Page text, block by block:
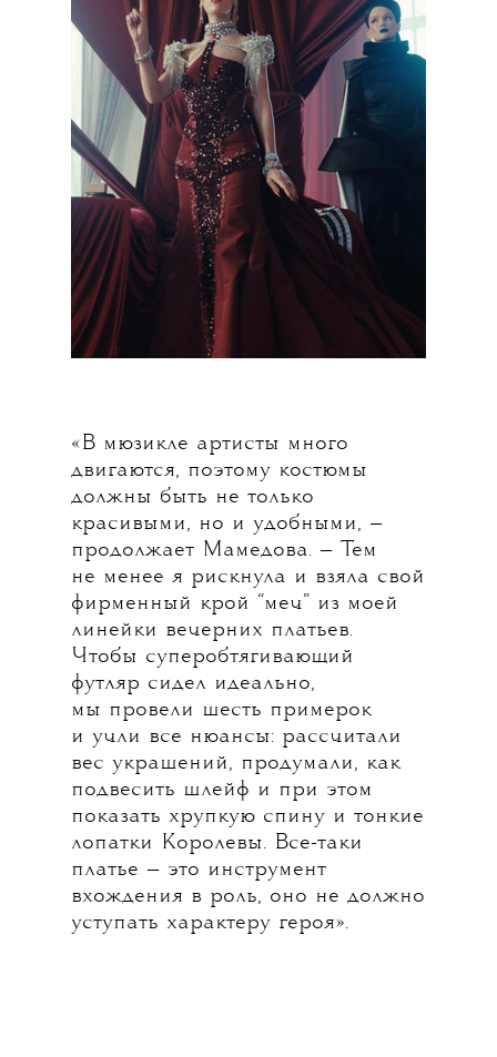
«В мюзикле артисты много
двигаются, поэтому костюмы
должны быть не только
красивыми, но и удобными, —
продолжает Мамедова. — Тем
не менее я рискнула и взяла свой
фирменный крой “меч” из моей
линейки вечерних платьев.
Чтобы суперобтягивающий
футляр сидел идеально,
мы провели шесть примерок
и учли все нюансы: рассчитали
вес украшений, продумали, как
подвесить шлейф и при этом
показать хрупкую спину и тонкие
лопатки Королевы. Все-таки
платье — это инструмент
вхождения в роль, оно не должно
уступать характеру героя».